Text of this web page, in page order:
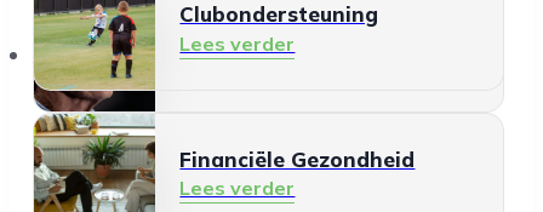
Mantelzorg
Lees verder
Financiële Gezondheid
Lees verder
Clubondersteuning
Lees verder
Aanbod